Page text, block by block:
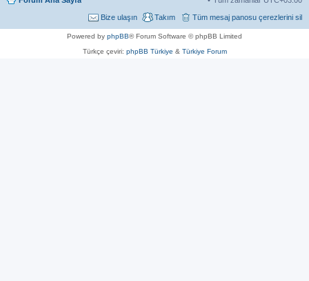
Tüm mesaj panosu çerezlerini sil
Takım
Bize ulaşın
Powered by phpBB® Forum Software © phpBB Limited
Türkçe çeviri: phpBB Türkiye & Türkiye Forum